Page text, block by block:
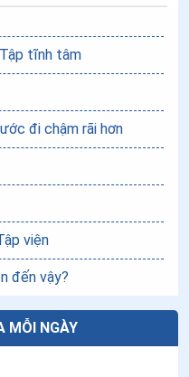
tĩnh tâm
đi chậm rãi hơn
viện
đến vậy?
MỖI NGÀY